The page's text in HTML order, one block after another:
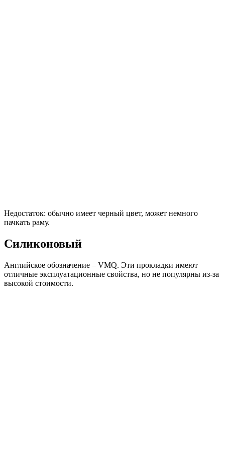
Недостаток: обычно имеет черный цвет, может немного
пачкать раму.
Силиконовый
Английское обозначение – VMQ. Эти прокладки имеют
отличные эксплуатационные свойства, но не популярны из-за
высокой стоимости.